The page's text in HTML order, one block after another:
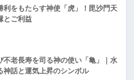
利をもたらす神使「虎」！毘沙門天
とご利益
不老長寿を司る神の使い「亀」｜水
神話と運気上昇のシンボル